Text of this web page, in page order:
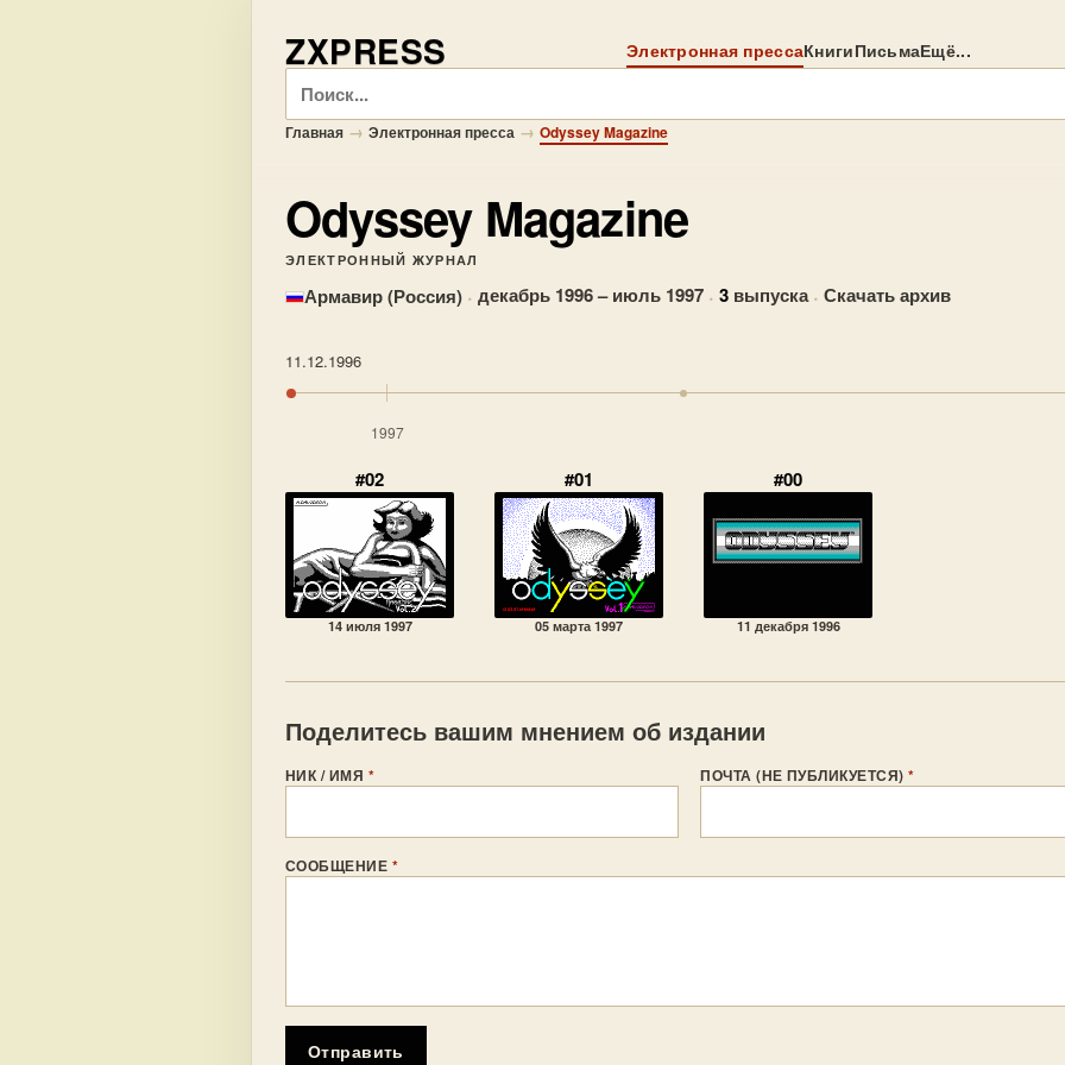
ZXPRESS Электронная прессаКнигиПисьмаЕщё...
Поиск
Главная → Электронная пресса → Odyssey Magazine
Odyssey Magazine
ЭЛЕКТРОННЫЙ ЖУРНАЛ
Армавир (Россия) · декабрь 1996 – июль 1997 · 3 выпуска · Скачать архив
11.12.1996
1997
#02
14 июля 1997
#01
05 марта 1997
#00
11 декабря 1996
Поделитесь вашим мнением об издании
НИК / ИМЯ * ПОЧТА (НЕ ПУБЛИКУЕТСЯ)*
СООБЩЕНИЕ *
Отправить